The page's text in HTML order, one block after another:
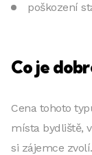
poškození
Co je
Cena tohoto
místa bydliště,
si zájemce